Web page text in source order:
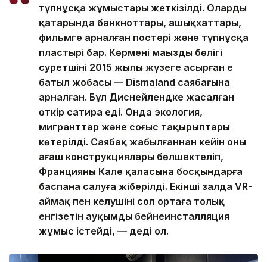
түпнұсқа жұмыстары жеткізілді. Олардың
қатарында банкноттары, ашықхаттары,
фильмге арналған постері және түпнұсқа
пластырі бар. Көрменің маңызды бөлігі
суретшінің 2015 жылы жүзеге асырған ең
батыл жобасы — Dismaland саябағына
арналған. Бұл Диснейлендке жасалған
өткір сатира еді. Онда экология,
мигранттар және соғыс тақырыптары
көтерілді. Саябақ жабылғаннан кейін оның
ағаш конструкциялары бөлшектеліп,
Францияның Кале қаласына босқындарға
баспана салуға жіберілді. Екінші залда VR-
аймақ пен келушіні сол ортаға толық
енгізетін ауқымды бейнеинсталляция
жұмыс істейді, — деді ол.